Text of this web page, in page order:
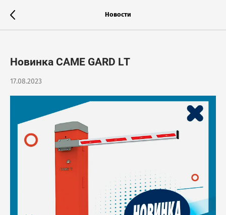
Новости
Новинка CAME GARD LT
17.08.2023